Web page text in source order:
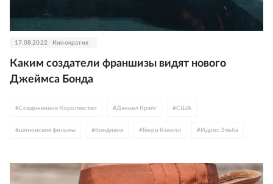
17.08.2022 Кинократия
Каким создатели франшизы видят нового
Джеймса Бонда
#Соединенное Королевство # Дэниел Крэйг #США
#шпионские фильмы #бондиана # Генри Кавилл # Идрис Эльба